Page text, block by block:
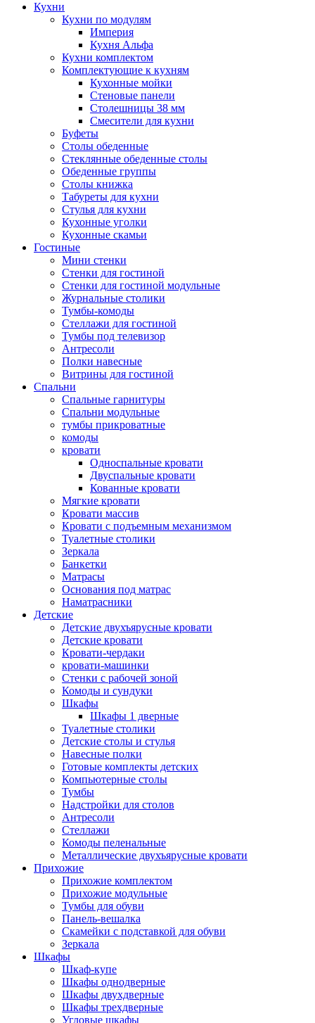
Кухни
Кухни по модулям
Империя
Кухня Альфа
Кухни комплектом
Комплектующие к кухням
Кухонные мойки
Стеновые панели
Столешницы 38 мм
Смесители для кухни
Буфеты
Столы обеденные
Стеклянные обеденные столы
Обеденные группы
Столы книжка
Табуреты для кухни
Стулья для кухни
Кухонные уголки
Кухонные скамьи
Гостиные
Мини стенки
Стенки для гостиной
Стенки для гостиной модульные
Журнальные столики
Тумбы-комоды
Стеллажи для гостиной
Тумбы под телевизор
Антресоли
Полки навесные
Витрины для гостиной
Спальни
Спальные гарнитуры
Спальни модульные
тумбы прикроватные
комоды
кровати
Односпальные кровати
Двуспальные кровати
Кованные кровати
Мягкие кровати
Кровати массив
Кровати с подъемным механизмом
Туалетные столики
Зеркала
Банкетки
Матрасы
Основания под матрас
Наматрасники
Детские
Детские двухъярусные кровати
Детские кровати
Кровати-чердаки
кровати-машинки
Стенки с рабочей зоной
Комоды и сундуки
Шкафы
Шкафы 1 дверные
Туалетные столики
Детские столы и стулья
Навесные полки
Готовые комплекты детских
Компьютерные столы
Тумбы
Надстройки для столов
Антресоли
Стеллажи
Комоды пеленальные
Металлические двухъярусные кровати
Прихожие
Прихожие комплектом
Прихожие модульные
Тумбы для обуви
Панель-вешалка
Скамейки с подставкой для обуви
Зеркала
Шкафы
Шкаф-купе
Шкафы однодверные
Шкафы двухдверные
Шкафы трехдверные
Угловые шкафы